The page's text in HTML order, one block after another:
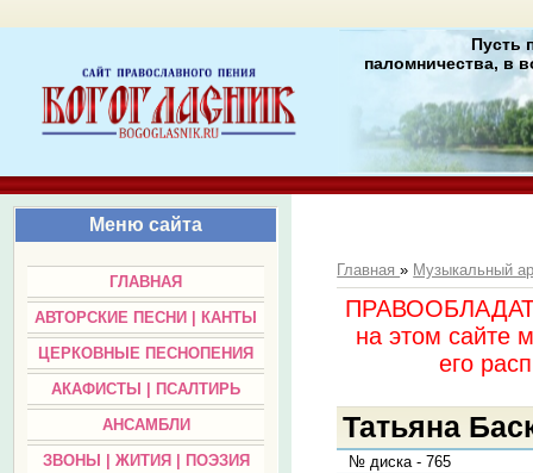
Пусть
паломничества, в
Меню сайта
ГЛАВНАЯ
АВТОРСКИЕ ПЕСНИ | КАНТЫ
ЦЕРКОВНЫЕ ПЕСНОПЕНИЯ
АКАФИСТЫ | ПСАЛТИРЬ
АНСАМБЛИ
ЗВОНЫ | ЖИТИЯ | ПОЭЗИЯ
Главная» Музыкальный
на этом сайте
его
Татьяна
№ диска - 765